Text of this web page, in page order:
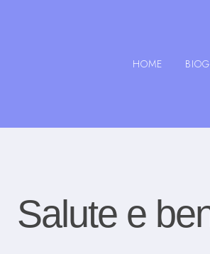
HOME
Salute e